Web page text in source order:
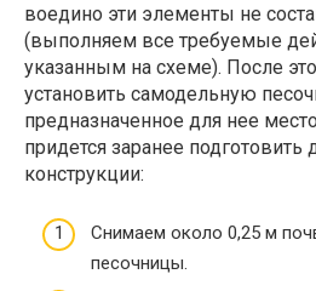
воедино эти элементы не
(выполняем все требуемые
указанным на схеме). После
установить самодельную
предназначенное для нее
придется заранее подготовить
конструкции:
Снимаем около 0,25 м
песочницы.